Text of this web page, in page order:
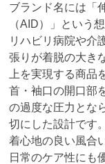
ブランド名には「
（AID）」という
リハビリ病院や介
張りが着脱の大き
上を実現する商品
首・袖口の開口部
の過度な圧力とな
切にした設計です。
着心地の良い風合
日常のケア性にも